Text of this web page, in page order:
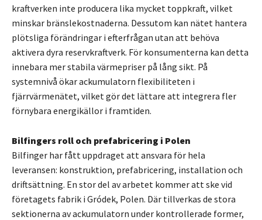
kraftverken inte producera lika mycket toppkraft, vilket
minskar bränslekostnaderna. Dessutom kan nätet hantera
plötsliga förändringar i efterfrågan utan att behöva
aktivera dyra reservkraftverk. För konsumenterna kan detta
innebara mer stabila värmepriser på lång sikt. På
systemnivå ökar ackumulatorn flexibiliteten i
fjärrvärmenätet, vilket gör det lättare att integrera fler
förnybara energikällor i framtiden.
Bilfingers roll och prefabricering i Polen
Bilfinger har fått uppdraget att ansvara för hela
leveransen: konstruktion, prefabricering, installation och
driftsättning. En stor del av arbetet kommer att ske vid
företagets fabrik i Gródek, Polen. Där tillverkas de stora
sektionerna av ackumulatorn under kontrollerade former,